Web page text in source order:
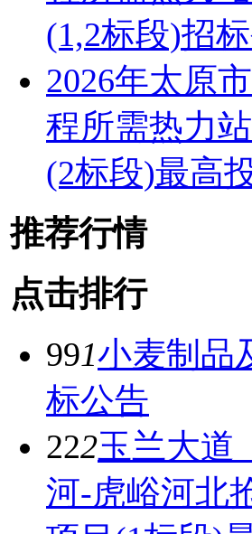
(1,2标段)招
2026年太原
程所需热力
(2标段)最高
推荐行情
点击排行
991小麦制品
标公告
222玉兰大道
河-虎峪河北